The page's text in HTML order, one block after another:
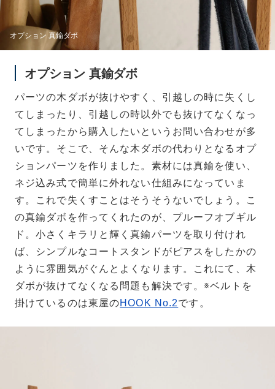
オプション 真鍮ダボ
オプション 真鍮ダボ
パーツの木ダボが抜けやすく、引越しの時に失くし
てしまったり、引越しの時以外でも抜けてなくなっ
てしまったから購入したいというお問い合わせが多
いです。そこで、そんな木ダボの代わりとなるオプ
ションパーツを作りました。素材には真鍮を使い、
ネジ込み式で簡単に外れない仕組みになっていま
す。これで失くすことはそうそうないでしょう。こ
の真鍮ダボを作ってくれたのが、プルーフオブギル
ド。小さくキラリと輝く真鍮パーツを取り付けれ
ば、シンプルなコートスタンドがピアスをしたかの
ように雰囲気がぐんとよくなります。これにて、木
ダボが抜けてなくなる問題も解決です。※ベルトを
掛けているのは東屋のHOOK No.2です。